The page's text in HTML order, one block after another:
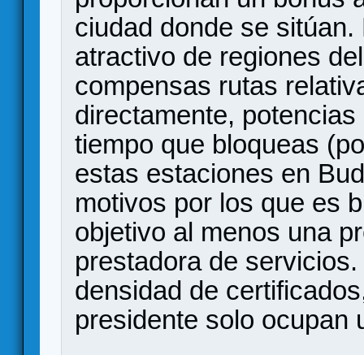
ciudad donde se
atractivo de regiones
compensas rutas
directamente,
tiempo que bloqueas
estas estaciones en
motivos por los que es
objetivo al menos una
prestadora de
densidad de
presidente solo ocupan